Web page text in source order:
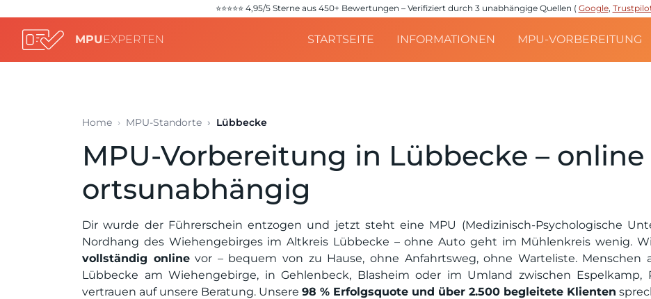
⭐️⭐️⭐️⭐️⭐️ 4,95/5 Sterne aus 450+ Bewertungen – Verifiziert durch 3 unabhängige Quellen ( Google,
MPUEXPERTEN STARTSEITE INFORMATIONEN MPU-VORBEREITUNG
Home MPU-Standorte Lübbecke
MPU-Vorbereitung in Lübbecke – online
ortsunabhängig
Dir wurde der Führerschein entzogen und jetzt steht eine MPU (Medizinisch-Psychologische
Nordhang des Wiehengebirges im Altkreis Lübbecke – ohne Auto geht im Mühlenkreis wenig.
vollständig onlinevor – bequem von zu Hause, ohne Anfahrtsweg, ohne Warteliste.
Lübbecke am Wiehengebirge, in Gehlenbeck, Blasheim oder im Umland zwischen Espelkamp,
vertrauen auf unsere Beratung. Unsere 98 % Erfolgsquote und über 2.500 begleitete Klienten